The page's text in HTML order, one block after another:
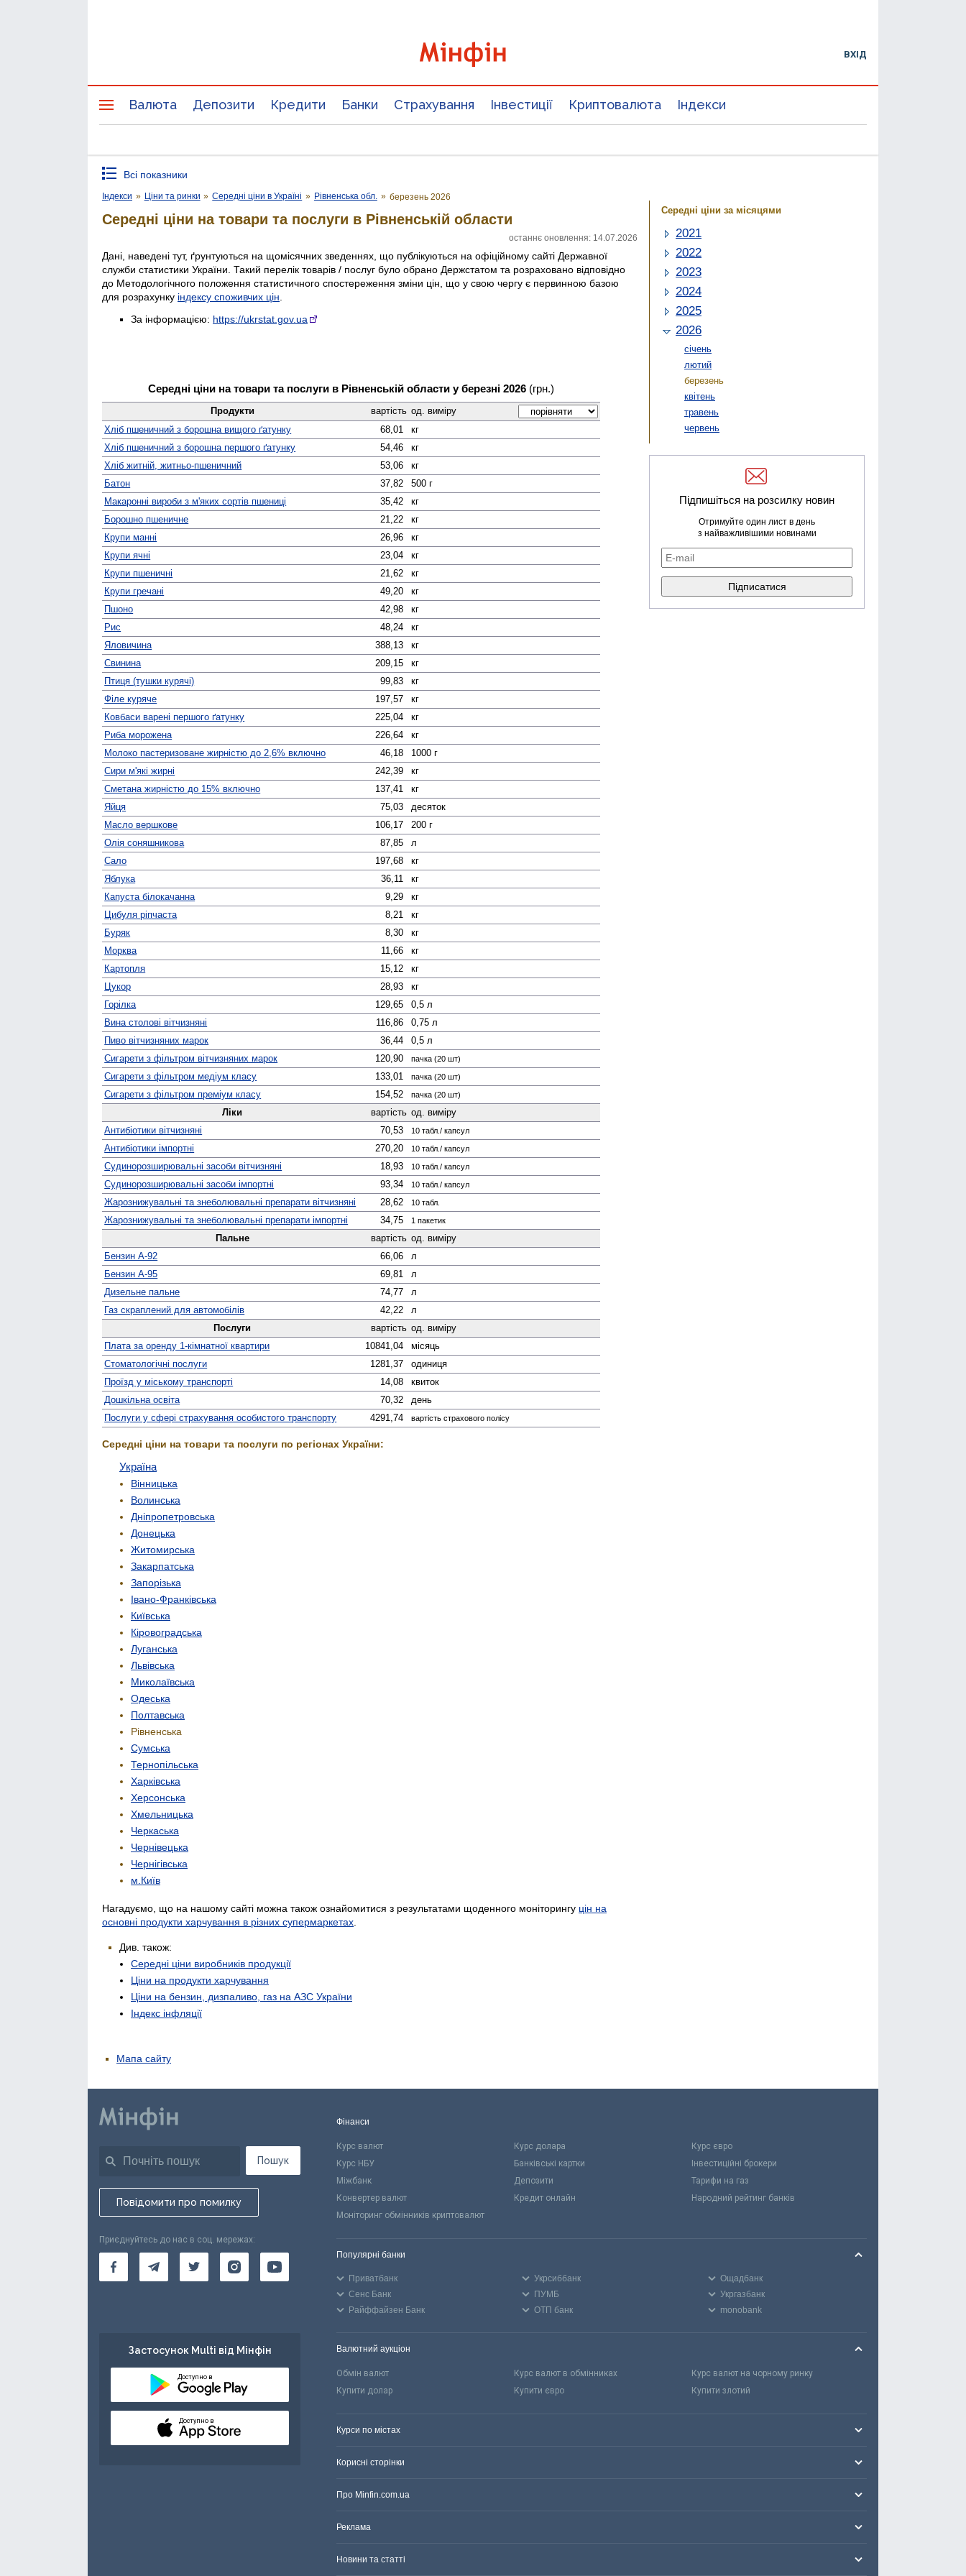
ВХІД
Валюта Депозити Кредити Банки Страхування Інвестиції Криптовалюта Індекси
Всі показники
Індекси » Ціни та ринки » Середні ціни в Україні » Рівненська обл. » березень 2026
Середні ціни на товари та послуги в Рівненській области
останнє оновлення: 14.07.2026
Дані, наведені тут, ґрунтуються на щомісячних зведеннях, що публікуються на офіційному сайті Державної
служби статистики України. Такий перелік товарів / послуг було обрано Держстатом та розраховано відповідно
до Методологічного положення статистичного спостереження зміни цін, що у свою чергу є первинною базою
для розрахунку індексу споживчих цін
За інформацією: https://ukrstat.gov.ua
Середні ціни на товари та послуги в Рівненській области у березні 2026 (грн.)
Продукти вартість од. виміру
Хліб пшеничний з борошна вищого ґатунку
68,01
кг
Хліб пшеничний з борошна першого ґатунку
54,46
кг
Хліб житній, житньо-пшеничний
53,06
кг
Батон
37,82
500 г
Макаронні вироби з м'яких сортів пшениці
35,42
кг
Борошно пшеничне
21,22
кг
Крупи манні
26,96
кг
Крупи ячні
23,04
кг
Крупи пшеничні
21,62
кг
Крупи гречані
49,20
кг
Пшоно
42,98
кг
Рис
48,24
кг
Яловичина
388,13
кг
Свинина
209,15
кг
Птиця (тушки курячі)
99,83
кг
Філе куряче
197,57
кг
Ковбаси варені першого ґатунку
225,04
кг
Риба морожена
226,64
кг
Молоко пастеризоване жирністю до 2,6% включно
46,18
1000 г
Сири м'які жирні
242,39
кг
Сметана жирністю до 15% включно
137,41
кг
Яйця
75,03
десяток
Масло вершкове
106,17
200 г
Олія соняшникова
87,85
л
Сало
197,68
кг
Яблука
36,11
кг
Капуста білокачанна
9,29
кг
Цибуля ріпчаста
8,21
кг
Буряк
8,30
кг
Морква
11,66
кг
Картопля
15,12
кг
Цукор
28,93
кг
Горілка
129,65
0,5 л
Вина столові вітчизняні
116,86
0,75 л
Пиво вітчизняних марок
36,44
0,5 л
Сигарети з фільтром вітчизняних марок
120,90 пачка (20 шт)
Сигарети з фільтром медіум класу 133,01 пачка (20 шт)
Сигарети з фільтром преміум класу 154,52 пачка (20 шт)
Ліки вартість од. виміру
Антибіотики вітчизняні
70,53 10 табл./ капсул
Антибіотики імпортні 270,20 10 табл./ капсул
Судино­розширювальні засоби вітчизняні 18,93 10 табл./ капсул
Судино­розширювальні засоби імпортні 93,34 10 табл./ капсул
Жаро­знижувальні та знеболювальні препарати вітчизняні 28,62 10 табл.
Жаро­знижувальні та знеболювальні препарати імпортні 34,75 1 пакетик
Пальне вартість од. виміру
Бензин А-92
66,06
л
Бензин А-95
69,81
л
Дизельне пальне
74,77
л
Газ скраплений для автомобілів
42,22
л
Послуги
вартість од. виміру
Плата за оренду 1-кімнатної квартири
10841,04
місяць
Стомато­логічні послуги
1281,37
одиниця
Проїзд у міському транспорті
14,08
квиток
Дошкільна освіта
70,32
день
Послуги у сфері страхування особистого транспорту
4291,74 вартість страхового полісу
Середні ціни на товари та послуги по регіонах України:
Україна
Вінницька
Волинська
Дніпропетровська
Донецька
Житомирська
Закарпатська
Запорізька
Івано-Франківська
Київська
Кіровоградська
Луганська
Львівська
Миколаївська
Одеська
Полтавська
Рівненська
Сумська
Тернопільська
Харківська
Херсонська
Хмельницька
Черкаська
Чернівецька
Чернігівська
м.Київ
Нагадуємо, що на нашому сайті можна також ознайомитися з результатами щоденного моніторингу цін на
основні продукти харчування в різних супермаркетах
Див. також:
Середні ціни виробників продукції
Ціни на продукти харчування
Ціни на бензин, дизпаливо, газ на АЗС України
Індекс інфляції
Середні ціни за місяцями
2021
2022
2023
2024
2025
2026
січень
лютий
березень
квітень
травень
червень
Підпишіться на розсилку новин
Отримуйте один лист в день
з найважливішими новинами
Мапа сайту
Пошук
Повідомити про помилку
Приєднуйтесь до нас в соц. мережах:
Застосунок Multi від Мінфін
Доступно в
Доступно в
Фінанси
Курс валют Курс долара
Курс євро
Курс НБУ
Банківські картки
Інвестиційні брокери
Міжбанк
Депозити
Тарифи на газ
Конвертер валют
Кредит онлайн
Народний рейтинг банків
Моніторинг обмінників криптовалют
Популярні банки
Приватбанк Укрсиббанк
Ощадбанк
Сенс Банк
ПУМБ
Укргазбанк
Райффайзен Банк
ОТП банк monobank
Валютний аукціон
Обмін валют Курс валют в обмінниках
Курс валют на чорному ринку
Купити долар
Купити євро Купити злотий
Курси по містах
Корисні сторінки
Про Minfin.com.ua
Реклама
Новини та статті